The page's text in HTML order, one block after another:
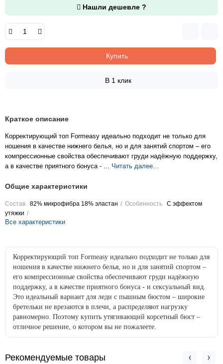
Нашли дешевле ?
Купить
В 1 клик
Краткое описание
Корректирующий топ Formeasy идеально подходит не только для
ношения в качестве нижнего белья, но и для занятий спортом – его
компрессионные свойства обеспечивают груди надёжную поддержку,
а в качестве приятного бонуса - ... Читать далее...
Общие характеристики
Состав 82% микрофибра 18% эластан Особенность
С эффектом
утяжки
Все характеристики
Корректирующий топ Formeasy идеально подходит не только для
ношения в качестве нижнего белья, но и для занятий спортом –
его компрессионные свойства обеспечивают груди надёжную
поддержку, а в качестве приятного бонуса - и сексуальный вид.
Это идеальный вариант для леди с пышным бюстом – широкие
бретельки не врезаются в плечи, а распределяют нагрузку
равномерно. Поэтому купить утягивающий корсетный бюст –
отличное решение, о котором вы не пожалеете.
Рекомендуемые товары